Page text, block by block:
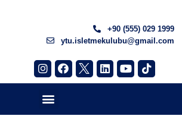
+90 (555) 029 1999
ytu.isletmekulubu@gmail.com